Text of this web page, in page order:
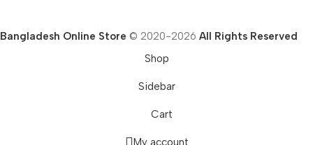
Bangladesh Online Store © 2020-2026 All Rights Reserved
Shop
Sidebar
Cart
My account